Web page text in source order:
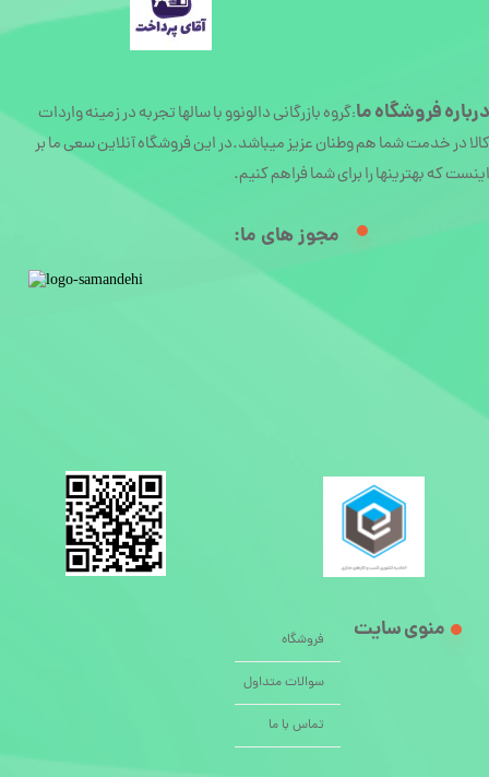
دربارهفروشگاه ما:گروه بازرگانی دالونوو با سالها تجربه در زمینه واردات
کالا در خدمت شما هم وطنان عزیز میباشد.در این فروشگاه آنلاین سعی ما بر
اینست که بهترینها را برای شما فراهم کنیم.
فروشگاه
سوالات متداول
تماس با ما
منوی سایت
مجوز های ما:​